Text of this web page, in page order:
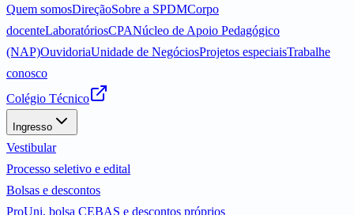
Quem somosDireçãoSobre a SPDMCorpo
docenteLaboratóriosCPANúcleo de Apoio Pedagógico
(NAP)OuvidoriaUnidade de NegóciosProjetos especiaisTrabalhe
conosco
Colégio Técnico
Ingresso
Vestibular
Processo seletivo e edital
Bolsas e descontos
ProUni, bolsa CEBAS e descontos próprios